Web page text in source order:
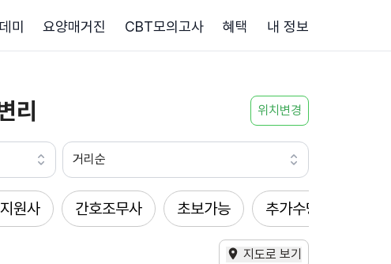
미 요양매거진 CBT모의고사 혜택 내 정보
리 위치변경
거리순
원사 간호조무사 초보가능 추가수당
지도로 보기